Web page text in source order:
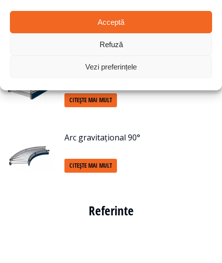
Acceptă
Refuză
Vezi preferințele
CITEȘTE MAI MULT
Conector cu unghi de 45°
CITEȘTE MAI MULT
Arc gravitațional 90°
CITEȘTE MAI MULT
Referinte